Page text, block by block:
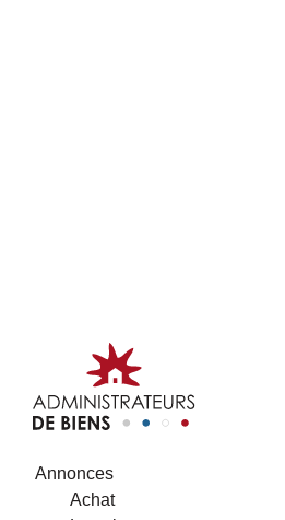
Annonces
Achat